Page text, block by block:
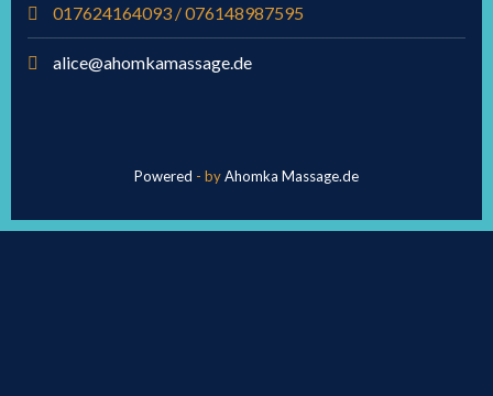
017624164093 / 076148987595
alice@ahomkamassage.de
Powered - byAhomka Massage.de